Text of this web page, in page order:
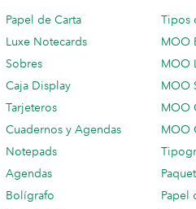
Papel de Carta
Luxe Notecards
Sobres
Caja Display
Tarjeteros
Cuadernos y Agendas
Notepads
Agendas
Bolígrafo
Tipos
MOO
MOO
MOO
MOO
MOO
Papel